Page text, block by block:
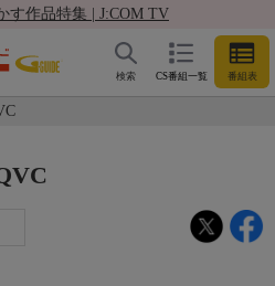
す作品特集 | J:COM TV
CS番組一覧 番組表
検索